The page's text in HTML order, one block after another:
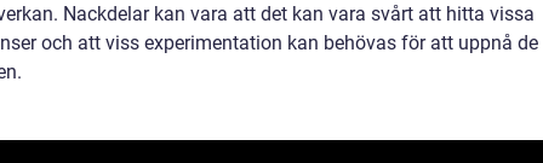
Nackdelar kan vara att det kan vara svårt att hitta vissa
och att viss experimentation kan behövas för att uppnå